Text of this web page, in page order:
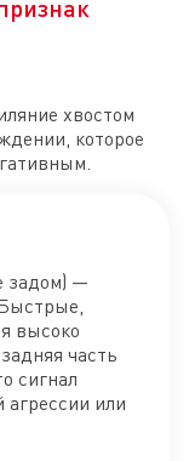
хвостом
которое
задом) —
высоко
часть
сигнал
или